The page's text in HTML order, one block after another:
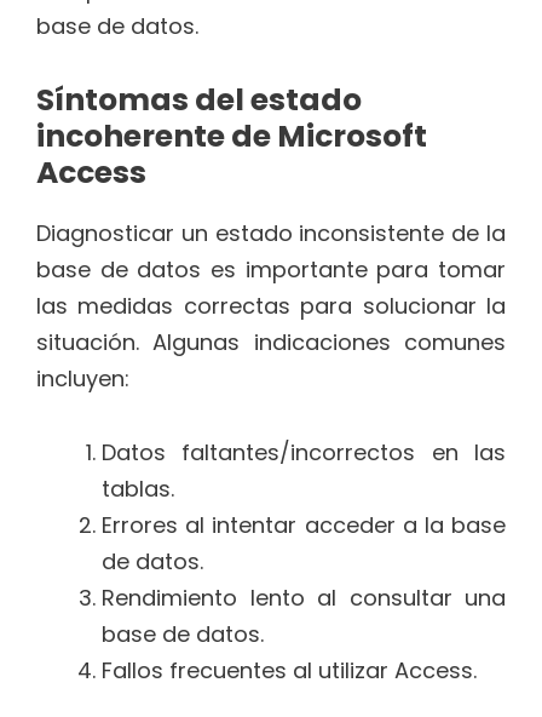
base de datos.
Síntomas del estado
incoherente de Microsoft
Access
Diagnosticar un estado inconsistente de la
base de datos es importante para tomar
las medidas correctas para solucionar la
situación. Algunas indicaciones comunes
incluyen:
Datos faltantes/incorrectos en las
tablas.
Errores al intentar acceder a la base
de datos.
Rendimiento lento al consultar una
base de datos.
Fallos frecuentes al utilizar Access.